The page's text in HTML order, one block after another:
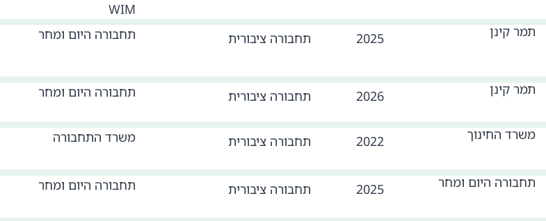
WIM
תמר קינן 2025 תחבורה ציבורית תחבורה היום ומחר
תמר קינן 2026 תחבורה ציבורית תחבורה היום ומחר
משרד החינוך 2022 תחבורה ציבורית משרד התחבורה
תחבורה היום ומחר 2025 תחבורה ציבורית תחבורה היום ומחר